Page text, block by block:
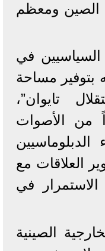
الصين ومعظم
في
بتوفير مساحة
تايوان”،
من الأصوات
العلاقات مع
الاستمرار في
الصينية